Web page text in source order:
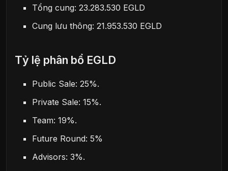
Tổng cung: 23.283.530 EGLD
Cung lưu thông: 21.953.530 EGLD
Tỷ lệ phân bổ EGLD
Public Sale: 25%.
Private Sale: 15%.
Team: 19%.
Future Round: 5%
Advisors: 3%.